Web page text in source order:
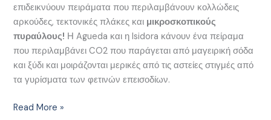
επιδεικνύουν πειράματα που περιλαμβάνουν κολλώδεις
αρκούδες, τεκτονικές πλάκες και μικροσκοπικούς
πυραύλους! Η Agueda και η Isidora κάνουν ένα πείραμα
που περιλαμβάνει CO2 που παράγεται από μαγειρική σόδα
και ξύδι και μοιράζονται μερικές από τις αστείες στιγμές από
τα γυρίσματα των φετινών επεισοδίων.
Read More »